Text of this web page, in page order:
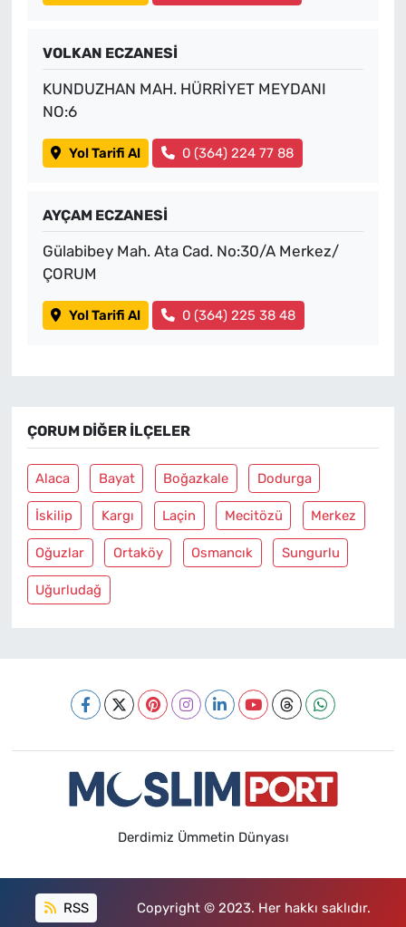
VOLKAN ECZANESİ
KUNDUZHAN MAH. HÜRRİYET MEYDANI
NO:6
Yol Tarifi Al 0 (364) 224 77 88
AYÇAM ECZANESİ
Gülabibey Mah. Ata Cad. No:30/A Merkez/
ÇORUM
Yol Tarifi Al 0 (364) 225 38 48
ÇORUM DIĞER İLÇELER
Alaca Bayat Boğazkale Dodurga
İskilip Kargı Laçin Mecitözü Merkez
Oğuzlar Ortaköy Osmancık Sungurlu
Uğurludağ
Derdimiz Ümmetin Dünyası
RSS Copyright © 2023. Her hakkı saklıdır.